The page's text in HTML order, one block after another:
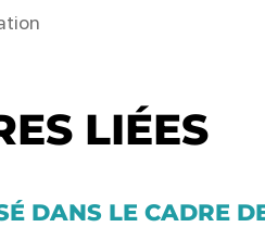
LIÉES
DANS LE CADRE